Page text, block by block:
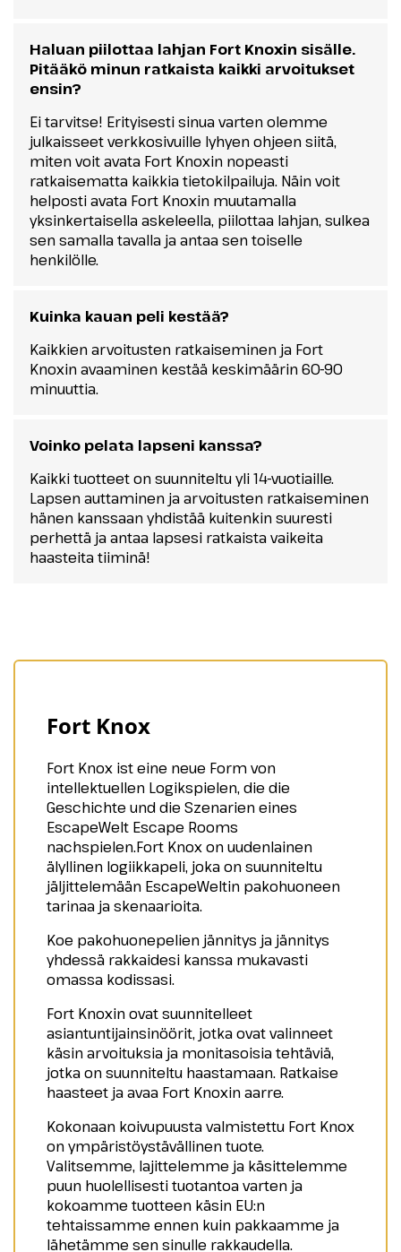
Haluan piilottaa lahjan Fort Knoxin sisälle.
Pitääkö minun ratkaista kaikki arvoitukset
ensin?
Ei tarvitse! Erityisesti sinua varten olemme
julkaisseet verkkosivuille lyhyen ohjeen siitä,
miten voit avata Fort Knoxin nopeasti
ratkaisematta kaikkia tietokilpailuja. Näin voit
helposti avata Fort Knoxin muutamalla
yksinkertaisella askeleella, piilottaa lahjan, sulkea
sen samalla tavalla ja antaa sen toiselle
henkilölle.
Kuinka kauan peli kestää?
Kaikkien arvoitusten ratkaiseminen ja Fort
Knoxin avaaminen kestää keskimäärin 60-90
minuuttia.
Voinko pelata lapseni kanssa?
Kaikki tuotteet on suunniteltu yli 14-vuotiaille.
Lapsen auttaminen ja arvoitusten ratkaiseminen
hänen kanssaan yhdistää kuitenkin suuresti
perhettä ja antaa lapsesi ratkaista vaikeita
haasteita tiiminä!
Fort Knox
Fort Knox ist eine neue Form von
intellektuellen Logikspielen, die die
Geschichte und die Szenarien eines
EscapeWelt Escape Rooms
nachspielen.Fort Knox on uudenlainen
älyllinen logiikkapeli, joka on suunniteltu
jäljittelemään EscapeWeltin pakohuoneen
tarinaa ja skenaarioita.
Koe pakohuonepelien jännitys ja jännitys
yhdessä rakkaidesi kanssa mukavasti
omassa kodissasi.
Fort Knoxin ovat suunnitelleet
asiantuntijainsinöörit, jotka ovat valinneet
käsin arvoituksia ja monitasoisia tehtäviä,
jotka on suunniteltu haastamaan. Ratkaise
haasteet ja avaa Fort Knoxin aarre.
Kokonaan koivupuusta valmistettu Fort Knox
on ympäristöystävällinen tuote.
Valitsemme, lajittelemme ja käsittelemme
puun huolellisesti tuotantoa varten ja
kokoamme tuotteen käsin EU:n
tehtaissamme ennen kuin pakkaamme ja
lähetämme sen sinulle rakkaudella.